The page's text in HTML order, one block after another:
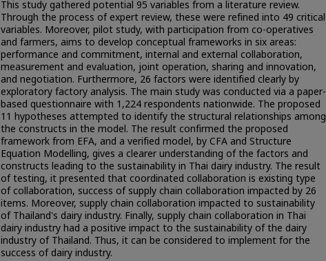
This study gathered potential 95 variables from a literature review.
Through the process of expert review, these were refined into 49 critical
variables. Moreover, pilot study, with participation from co-operatives
and farmers, aims to develop conceptual frameworks in six areas:
performance and commitment, internal and external collaboration,
measurement and evaluation, joint operation, sharing and innovation,
and negotiation. Furthermore, 26 factors were identified clearly by
exploratory factory analysis. The main study was conducted via a paper-
based questionnaire with 1,224 respondents nationwide. The proposed
11 hypotheses attempted to identify the structural relationships among
the constructs in the model. The result confirmed the proposed
framework from EFA, and a verified model, by CFA and Structure
Equation Modelling, gives a clearer understanding of the factors and
constructs leading to the sustainability in Thai dairy industry. The result
of testing, it presented that coordinated collaboration is existing type
of collaboration, success of supply chain collaboration impacted by 26
items. Moreover, supply chain collaboration impacted to sustainability
of Thailand's dairy industry. Finally, supply chain collaboration in Thai
dairy industry had a positive impact to the sustainability of the dairy
industry of Thailand. Thus, it can be considered to implement for the
success of dairy industry.